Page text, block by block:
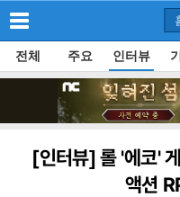
전체 주요 인터뷰
[인터뷰]롤 '에코'
액션